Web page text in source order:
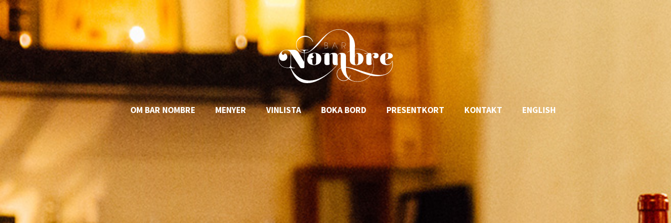
OM BAR NOMBRE MENYER VINLISTA BOKA BORD PRESENTKORT KONTAKT ENGLISH